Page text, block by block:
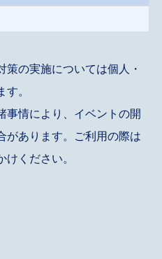
の実施については個人・
。
情により、イベントの開
があります。ご利用の際は
ください。